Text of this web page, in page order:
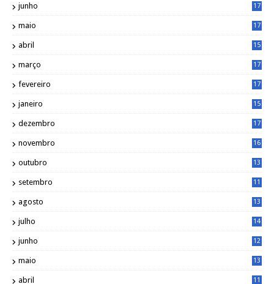
junho
17
maio
17
abril
15
março
17
fevereiro
17
janeiro
15
dezembro
17
novembro
16
outubro
13
setembro
11
agosto
13
julho
14
junho
12
maio
13
abril
11